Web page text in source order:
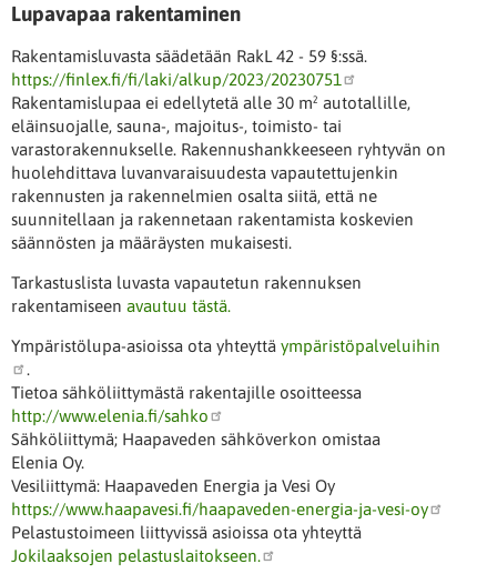
Lupavapaa rakentaminen
Rakentamisluvasta säädetään RakL 42 - 59 §:ssä.
https://finlex.fi/fi/laki/alkup/2023/20230751
Rakentamislupaa ei edellytetä alle 30 m² autotallille,
eläinsuojalle, sauna-, majoitus-, toimisto- tai
varastorakennukselle. Rakennushankkeeseen ryhtyvän on
huolehdittava luvanvaraisuudesta vapautettujenkin
rakennusten ja rakennelmien osalta siitä, että ne
suunnitellaan ja rakennetaan rakentamista koskevien
säännösten ja määräysten mukaisesti.
Tarkastuslista luvasta vapautetun rakennuksen
rakentamiseen avautuu tästä.
Ympäristölupa-asioissa ota yhteyttä ympäristöpalveluihin
.
Tietoa sähköliittymästä rakentajille osoitteessa
http://www.elenia.fi/sahko
Sähköliittymä; Haapaveden sähköverkon omistaa
Elenia Oy.
Vesiliittymä: Haapaveden Energia ja Vesi Oy
https://www.haapavesi.fi/haapaveden-energia-ja-vesi-oy
Pelastustoimeen liittyvissä asioissa ota yhteyttä
Jokilaaksojen pelastuslaitokseen.